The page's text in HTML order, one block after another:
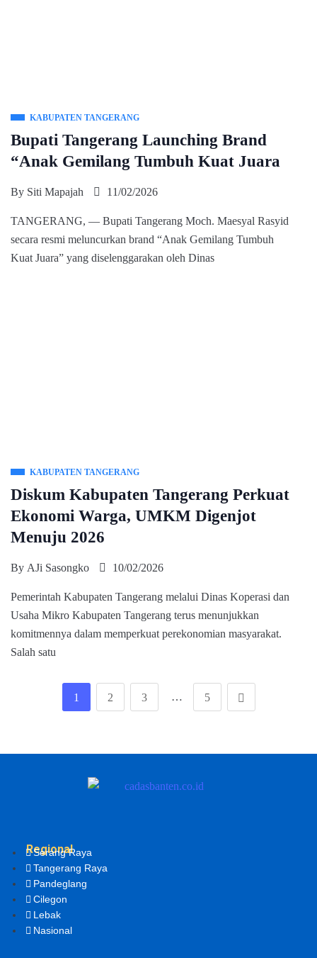
KABUPATEN TANGERANG
Bupati Tangerang Launching Brand
“Anak Gemilang Tumbuh Kuat Juara
By Siti Mapajah 11/02/2026
TANGERANG, — Bupati Tangerang Moch. Maesyal Rasyid
secara resmi meluncurkan brand “Anak Gemilang Tumbuh
Kuat Juara” yang diselenggarakan oleh Dinas
KABUPATEN TANGERANG
Diskum Kabupaten Tangerang Perkuat
Ekonomi Warga, UMKM Digenjot
Menuju 2026
By AJi Sasongko 10/02/2026
Pemerintah Kabupaten Tangerang melalui Dinas Koperasi dan
Usaha Mikro Kabupaten Tangerang terus menunjukkan
komitmennya dalam memperkuat perekonomian masyarakat.
Salah satu
1 2 3 … 5
Regional
Serang Raya
Tangerang Raya
Pandeglang
Cilegon
Lebak
Nasional